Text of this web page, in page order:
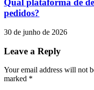
Qual plataforma de
pedidos?
30 de junho de 2026
Leave a Reply
Your email address will not
marked *